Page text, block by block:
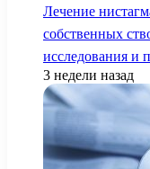
Лечение
собственных
исследования и
3 недели назад